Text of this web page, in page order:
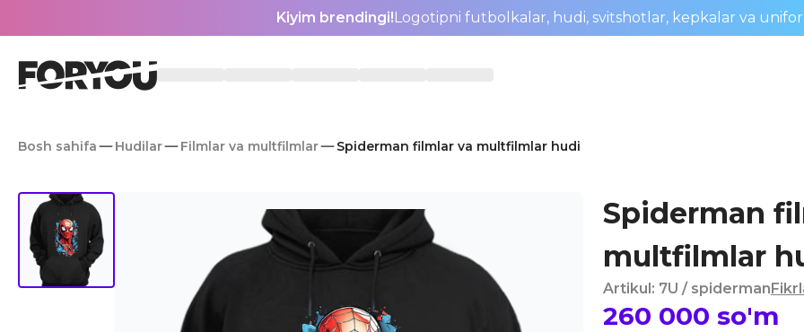
Kiyim brendingi!Logotipni futbolkalar, hudi, svitshotlar, kepkalar va
Bosh sahifa Hudilar Filmlar va multfilmlar Spiderman filmlar va multfilmlar hudi
Spiderman
multfilmlar
Artikul: 7U / spiderman
260 000 so'm